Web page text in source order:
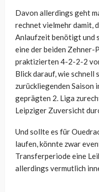
Davon allerdings geht
rechnet vielmehr damit,
Anlaufzeit benötigt und
eine der beiden Zehner-
praktizierten 4-2-2-2
Blick darauf, wie schnell
zurückliegenden Saison
geprägten 2. Liga
Leipziger Zuversicht
Und sollte es für
laufen, könnte zwar
Transferperiode eine
allerdings vermutlich